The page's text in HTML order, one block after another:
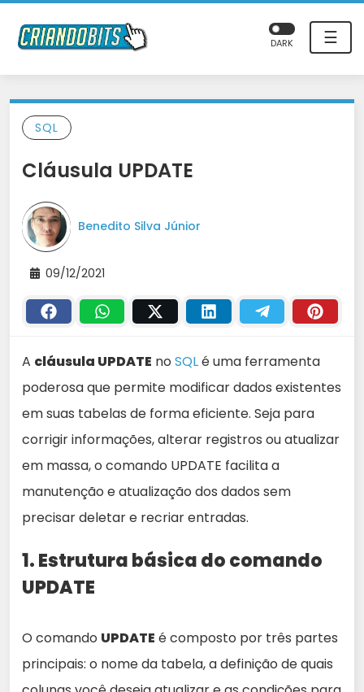
☰
DARK
SQL
Cláusula UPDATE
Benedito Silva Júnior
09/12/2021
A cláusula UPDATE no SQLé uma ferramenta
poderosa que permite modificar dados existentes
em suas tabelas de forma eficiente. Seja para
corrigir informações, alterar registros ou atualizar
em massa, o comando UPDATE facilita a
manutenção e atualização dos dados sem
precisar deletar e recriar entradas.
1. Estrutura básica do comando
UPDATE
O comando UPDATE é composto por três partes
principais: o nome da tabela, a definição de quais